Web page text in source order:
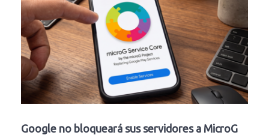
Google no bloqueará sus servidores a MicroG